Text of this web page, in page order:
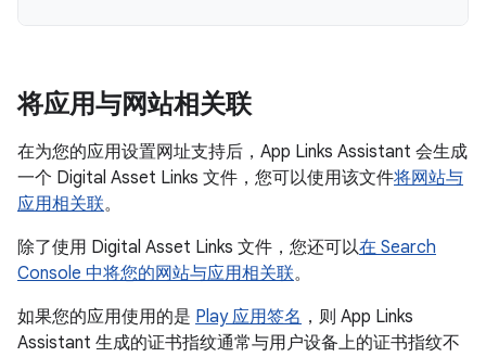
将应用与网站相关联
在为您的应用设置网址支持后，App Links Assistant 会生成
一个 Digital Asset Links 文件，您可以使用该文件将网站与
应用相关联。
除了使用 Digital Asset Links 文件，您还可以在 Search
Console 中将您的网站与应用相关联。
如果您的应用使用的是 Play 应用签名 ，则 App Links
Assistant 生成的证书指纹通常与用户设备上的证书指纹不